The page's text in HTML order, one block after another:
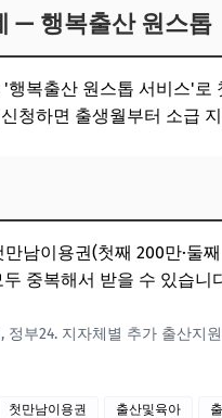
— 행복출산 원스톱
행복출산 원스톱 서비스'로
청하면 출생월부터 소급
남이용권(첫째 200만·둘
중복해서 받을 수 있습
정부24. 지자체별 추가 출산지
첫만남이용권 출산및육아